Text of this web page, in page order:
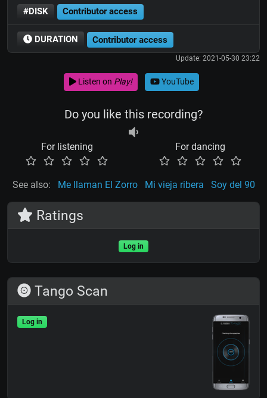
#DISK Contributor access
DURATION Contributor access
Update: 2021-05-30 23:22
Listen on Play! YouTube
Do you like this recording?
For listening For dancing
See also: Me llaman El Zorro Mi vieja ribera Soy del 90
Ratings
Log in
Tango Scan
Log in